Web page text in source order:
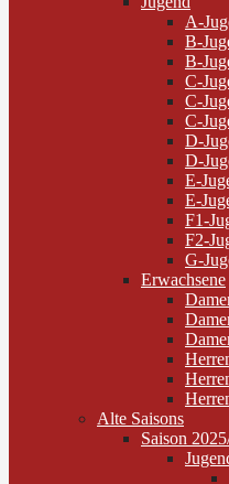
A-
B-
B-
C-
C-
C-
D-
D-
E-
E-
F1-
F2-
G-
Erwachsene
Alte Saisons
Saison